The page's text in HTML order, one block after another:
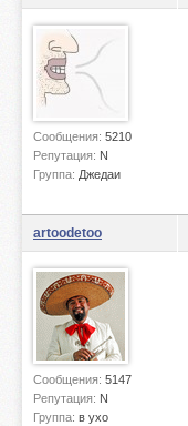
Сообщения: 5210
Репутация: N
Группа: Джедаи
artoodetoo
Сообщения: 5147
Репутация: N
Группа: в ухо